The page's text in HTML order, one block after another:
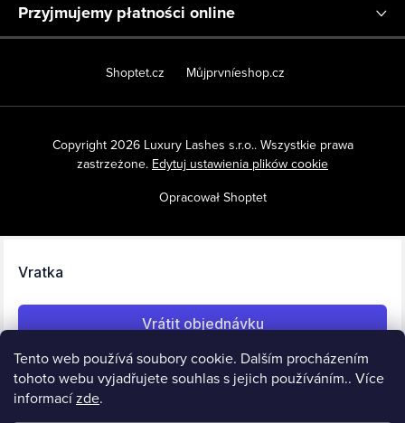
Tento web používá soubory cookie. Dalším procházením
tohoto webu vyjadřujete souhlas s jejich používáním.. Více
informacízde.
Przyjmujemy płatności online
Shoptet.cz Můjprvníeshop.cz
Opracował Shoptet
Copyright 2026 Luxury Lashes s.r.o.. Wszystkie prawa
zastrzeżone. Edytuj ustawienia plików cookie